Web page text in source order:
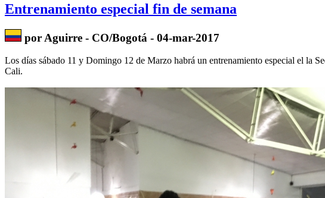
Entrenamiento especial fin de semana
por Aguirre - CO/Bogotá - 04-mar-2017
Los días sábado 11 y Domingo 12 de Marzo habrá un entrenamiento especial el la
Cali.